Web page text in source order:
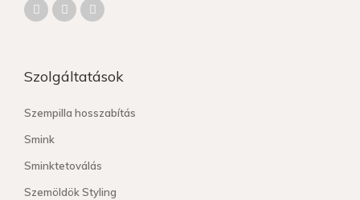
Szolgáltatások
Szempilla hosszabítás
Smink
Sminktetoválás
Szemöldök Styling